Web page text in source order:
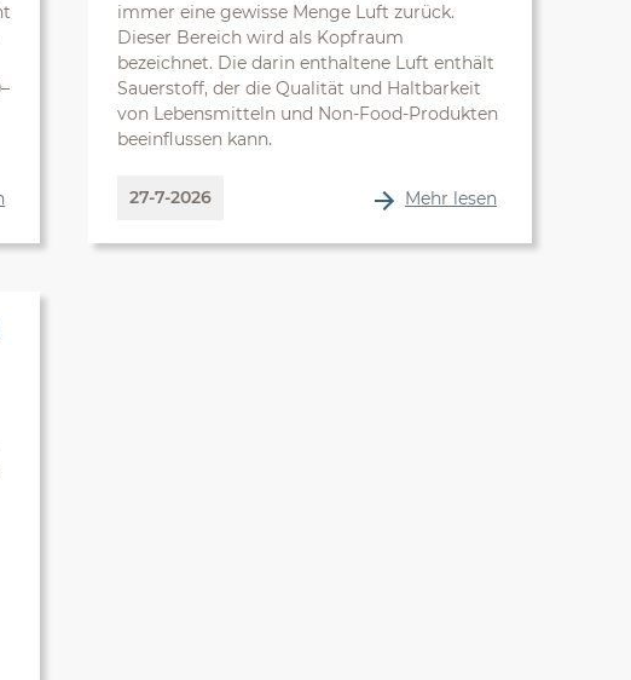
immer eine gewisse Menge Luft zurück.
Dieser Bereich wird als Kopfraum
bezeichnet. Die darin enthaltene Luft enthält
Sauerstoff, der die Qualität und Haltbarkeit
von Lebensmitteln und Non-Food-Produkten
beeinflussen kann.
27-7-2026 Mehr lesen